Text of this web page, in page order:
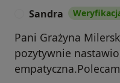
Sandra
Pani Grażyna
pozytywnie
empatyczna.Polecam